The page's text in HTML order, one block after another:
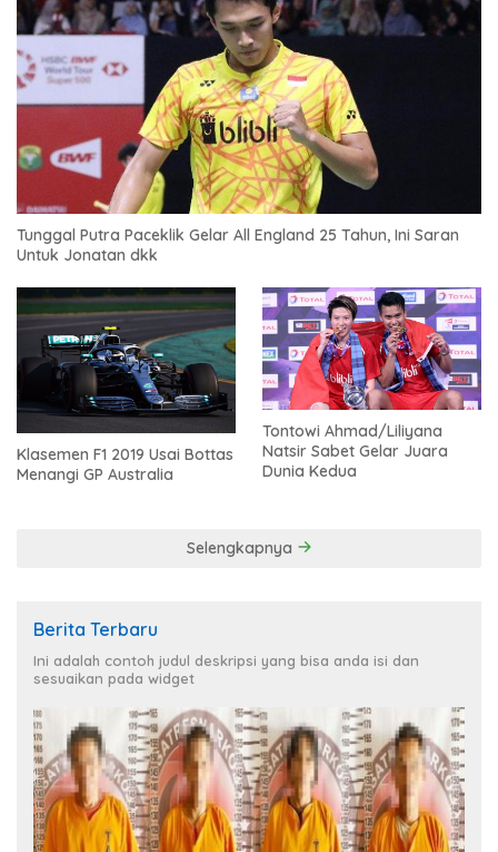
Tunggal Putra Paceklik Gelar All England 25 Tahun, Ini Saran
Untuk Jonatan dkk
Klasemen F1 2019 Usai Bottas
Menangi GP Australia
Tontowi Ahmad/Liliyana
Natsir Sabet Gelar Juara
Dunia Kedua
Selengkapnya
Berita Terbaru
Ini adalah contoh judul deskripsi yang bisa anda isi dan
sesuaikan pada widget